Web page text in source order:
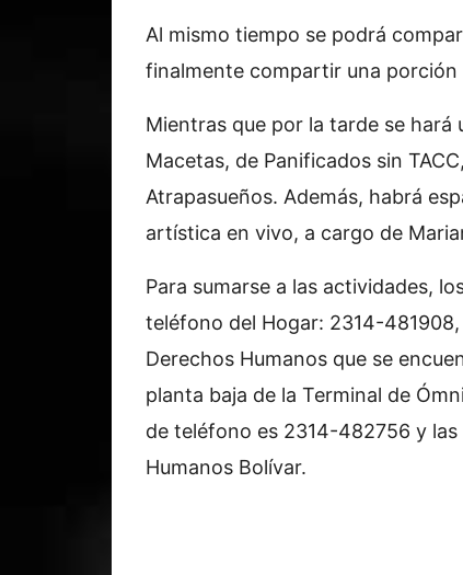
Al mismo tiempo se podrá
finalmente compartir una
Mientras que por la tarde se
Macetas, de Panificados sin
Atrapasueños. Además, habrá
artística en vivo, a cargo de
Para sumarse a las actividades,
teléfono del Hogar: 2314-
Derechos Humanos que se
planta baja de la Terminal de
de teléfono es 2314-482756 y
Humanos Bolívar.